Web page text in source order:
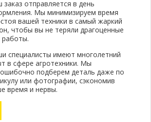
заказ отправляется в день
Мы минимизируем время
вашей техники в самый жаркий
чтобы вы не теряли драгоценные
работы.
специалисты имеют многолетний
в сфере агротехники. Мы
подберем деталь даже по
или фотографии, сэкономив
время и нервы.